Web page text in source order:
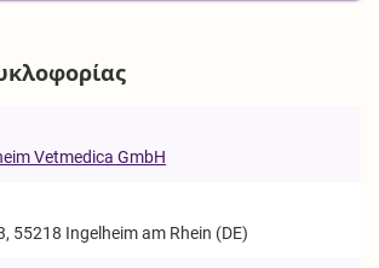
Vetmedica GmbH
55218 Ingelheim am Rhein (DE)